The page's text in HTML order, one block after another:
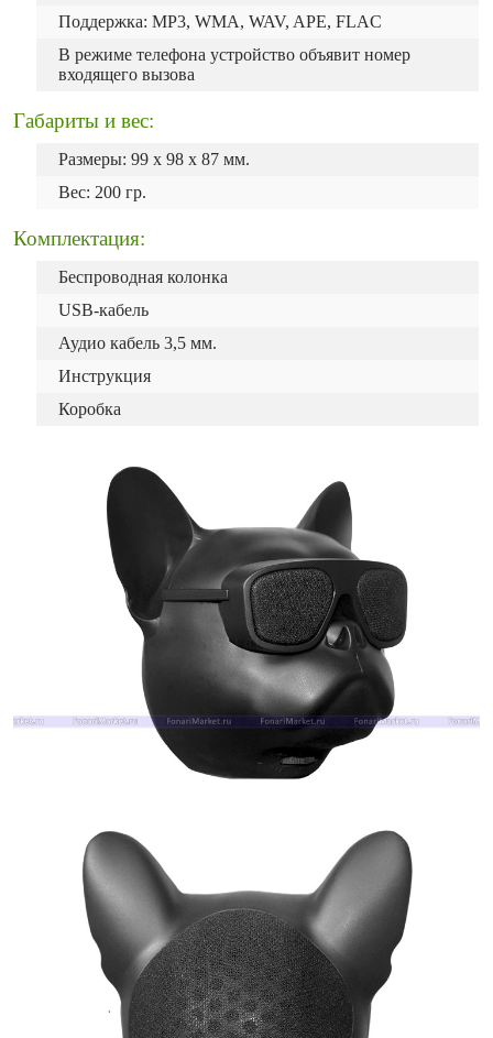
Поддержка: MP3, WMA, WAV, APE, FLAC
В режиме телефона устройство объявит номер
входящего вызова
Габариты и вес:
Размеры: 99 х 98 х 87 мм.
Вес: 200 гр.
Комплектация:
Беспроводная колонка
USB-кабель
Аудио кабель 3,5 мм.
Инструкция
Коробка